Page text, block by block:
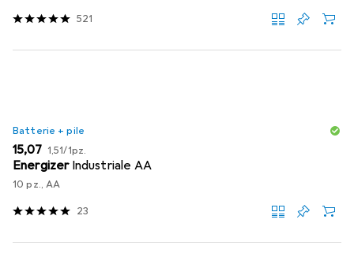
521
Batterie + pile
EUR
15,07 EUR
1,51/1pz.
Energizer Industriale AA
10 pz., AA
23